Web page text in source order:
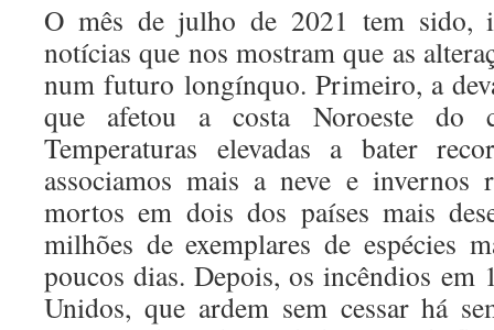
O mês de julho de 2021 tem sido,
notícias que nos mostram que as
num futuro longínquo. Primeiro, a
que afetou a costa Noroeste do
Temperaturas elevadas a bater
associamos mais a neve e invernos
mortos em dois dos países mais
milhões de exemplares de espécies
poucos dias. Depois, os incêndios em
Unidos, que ardem sem cessar há